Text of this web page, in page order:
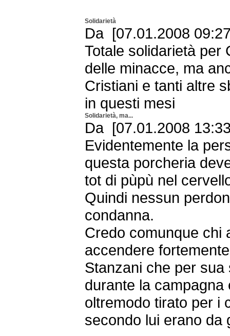
Solidarietà
Da [07.01.2008
Totale solidarietà per
delle minacce, ma
Cristiani e tanti altre
in questi mesi
Solidarietà, ma...
Da [07.01.2008
Evidentemente la
questa porcheria
tot di pùpù nel
Quindi nessun
condanna.
Credo comunque chi
accendere
Stanzani che per
durante la campagna
oltremodo tirato per i
secondo lui erano